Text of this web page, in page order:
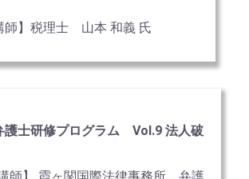
師】税理士 山本 和義 氏
護士研修プログラム Vol.9 法人破